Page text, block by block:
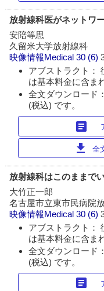
放射線科医がネットワ
安陪等思
久留米大学放射線科
映像情報Medical 30 (6)
アブストラクト：
は基本料金に含ま
全文ダウンロード
(税込) です。
article
download 全
放射線科はこのままで
大竹正一郎
名古屋市立東市民病院
映像情報Medical 30 (6)
アブストラクト：
は基本料金に含ま
全文ダウンロード
(税込) です。
article